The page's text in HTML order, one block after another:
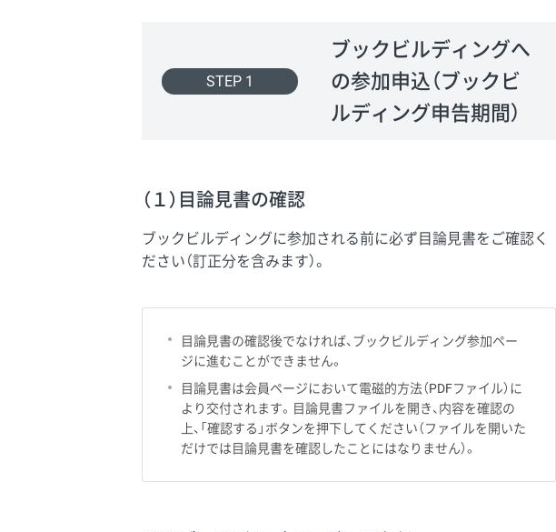
STEP 1
ブックビルディングへ
の参加申込（ブックビ
ルディング申告期間）
（１）目論見書の確認
ブックビルディングに参加される前に必ず目論見書をご確認く
ださい（訂正分を含みます）。
目論見書の確認後でなければ、ブックビルディング参加ペー
ジに進むことができません。
目論見書は会員ページにおいて電磁的方法（PDFファイル）に
より交付されます。目論見書ファイルを開き、内容を確認の
上、「確認する」ボタンを押下してください（ファイルを開いた
だけでは目論見書を確認したことにはなりません）。